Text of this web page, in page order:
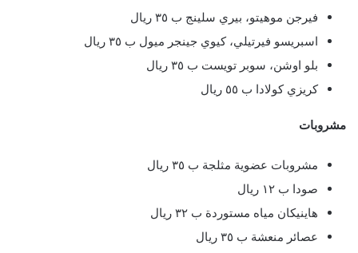
فيرجن موهيتو، بيري سلينج ب ٣٥ ريال
اسبريسو فيرتيلي، كيوي جينجر ميول ب ٣٥ ريال
بلو اوشن، سوبر تويست ب ٣٥ ريال
كريزي كولادا ب ٥٥ ريال
مشروبات
مشروبات عضوية مثلجة ب ٣٥ ريال
صودا ب ١٢ ريال
هاينيكان مياه مستوردة ب ٣٢ ريال
عصائر منعشة ب ٣٥ ريال